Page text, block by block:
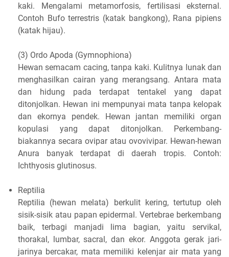
kaki. Mengalami metamorfosis, fertilisasi eksternal.
Contoh Bufo terrestris (katak bangkong), Rana pipiens
(katak hijau).
(3) Ordo Apoda (Gymnophiona)
Hewan semacam cacing, tanpa kaki. Kulitnya lunak dan
menghasilkan cairan yang merangsang. Antara mata
dan hidung pada terdapat tentakel yang dapat
ditonjolkan. Hewan ini mempunyai mata tanpa kelopak
dan ekornya pendek. Hewan jantan memiliki organ
kopulasi yang dapat ditonjolkan. Perkembang-
biakannya secara ovipar atau ovovivipar. Hewan-hewan
Anura banyak terdapat di daerah tropis. Contoh:
Ichthyosis glutinosus.
Reptilia
Reptilia (hewan melata) berkulit kering, tertutup oleh
sisik-sisik atau papan epidermal. Vertebrae berkembang
baik, terbagi manjadi lima bagian, yaitu servikal,
thorakal, lumbar, sacral, dan ekor. Anggota gerak jari-
jarinya bercakar, mata memiliki kelenjar air mata yang